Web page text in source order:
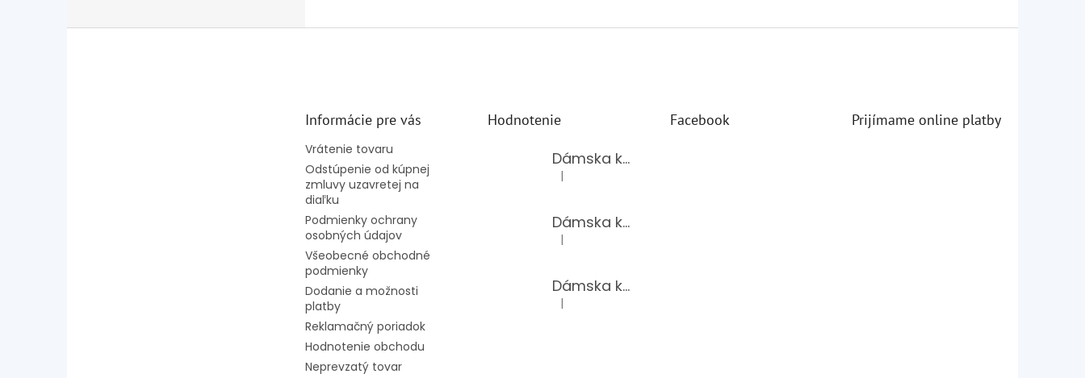
Informácie pre vás
Vrátenie tovaru
Odstúpenie od kúpnej
zmluvy uzavretej na
diaľku
Podmienky ochrany
osobných údajov
Všeobecné obchodné
podmienky
Dodanie a možnosti
platby
Reklamačný poriadok
Hodnotenie obchodu
Neprevzatý tovar
Hodnotenie
Dámska kožená kabelka TS-112-14/CHOCO
Hodnotenie produktu je 5 z 5 hviezdičiek.
|
Dámska kožená kabelka TS-112-14/PUDER
Hodnotenie produktu je 5 z 5 hviezdičiek.
|
Dámska kožená kabelka TS-98-141/GOLD
Hodnotenie produktu je 5 z 5 hviezdičiek.
|
Facebook Prijímame online platby